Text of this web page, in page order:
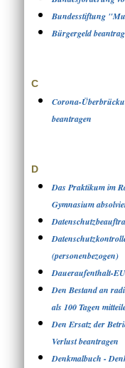
Bundesstiftung
Bürgergeld
C
Corona-
beantragen
D
Das Praktikum im
Gymnasium
(personenbezogen)
Daueraufenthalt-
Den Bestand an
als 100 Tagen
Den Ersatz der
Verlust beantragen
Denkmalbuch -